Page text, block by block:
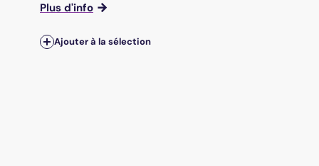
Plus d'info
Ajouter à la sélection